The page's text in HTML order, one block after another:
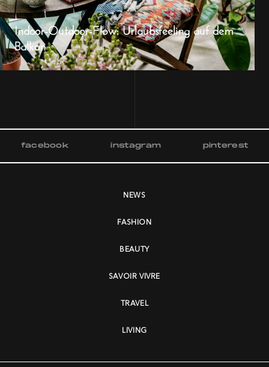
Indoor-Outdoor-Flow: Urlaubsfeeling auf dem
Balkon
facebook instagram pinterest
NEWS
FASHION
BEAUTY
SAVOIR VIVRE
TRAVEL
LIVING